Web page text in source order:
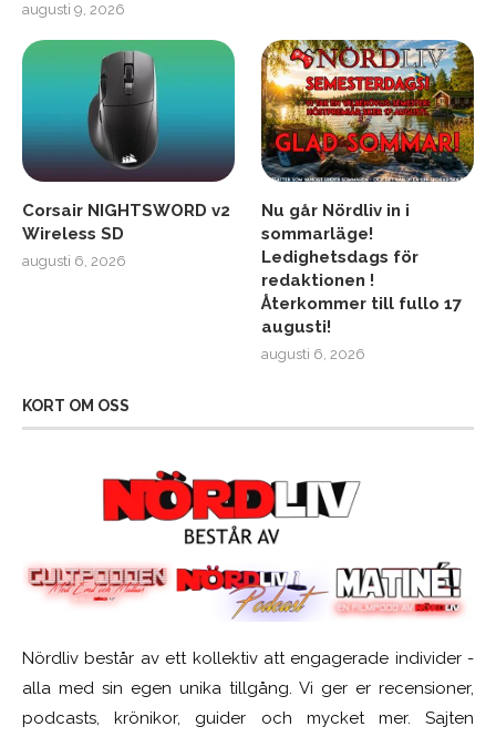
augusti 9, 2026
Corsair NIGHTSWORD v2
Wireless SD
augusti 6, 2026
Nu går Nördliv in i
sommarläge!
Ledighetsdags för
redaktionen !
Återkommer till fullo 17
augusti!
augusti 6, 2026
KORT OM OSS
Nördliv består av ett kollektiv att engagerade individer -
alla med sin egen unika tillgång. Vi ger er recensioner,
podcasts, krönikor, guider och mycket mer. Sajten